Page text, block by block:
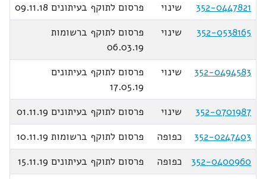
352-0447821
שינוי
פרסום לתוקף בעיתונים 09.11.18
352-0538165
שינוי
פרסום לתוקף ברשומות
06.03.19
352-0494583
שינוי
פרסום לתוקף בעיתונים
17.05.19
352-0701987
שינוי
פרסום לתוקף בעיתונים 01.11.19
352-0247403
כפופה
פרסום לתוקף ברשומות 10.11.19
352-0400960
כפופה
פרסום לתוקף בעיתונים 15.11.19